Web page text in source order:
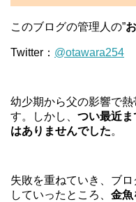
このブログの管理人の”
Twitter： @otawara254
幼少期から父の影響で
す。しかし、 つい最近ま
はありませんでした。
失敗を重ねていき、ブ
していったところ、 金魚